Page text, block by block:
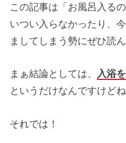
この記事は「お風呂入る
いつい入らなかったり、
ましてしまう勢にぜひ読
まぁ結論としては、
入浴
というだけなんですけどね
それでは！